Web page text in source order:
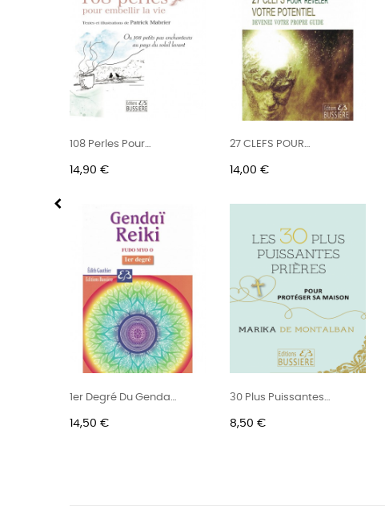
108 Perles Pour
Prix
14,90 €
1er Degré Du Gendaï
Prix
14,50 €
27 CLEFS POUR
Prix
14,00 €
30 Plus Puissantes
Prix
8,50 €